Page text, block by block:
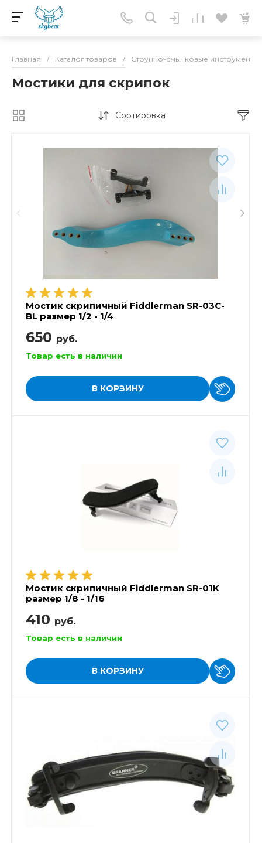
Главная / Каталог товаров / Струнно-смычковые инструменты
Мостики для скрипок
Сортировка
Мостик скрипичный Fiddlerman SR-03C-
BL размер 1/2 - 1/4
650 руб.
Товар есть в наличии
В КОРЗИНУ
Мостик скрипичный Fiddlerman SR-01K
размер 1/8 - 1/16
410 руб.
Товар есть в наличии
В КОРЗИНУ